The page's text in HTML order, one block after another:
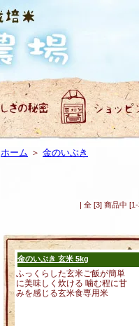
ホーム ＞ 金のいぶき
| 全 [3] 商品中
金のいぶき 玄米 5kg
ふっくらした玄米ご飯が簡単
に美味しく炊ける 噛む程に甘
みを感じる玄米食専用米